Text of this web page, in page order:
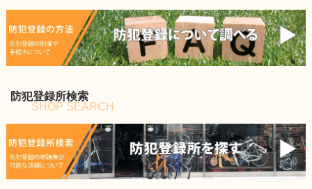
防犯登録所検索
SHOP SEARCH